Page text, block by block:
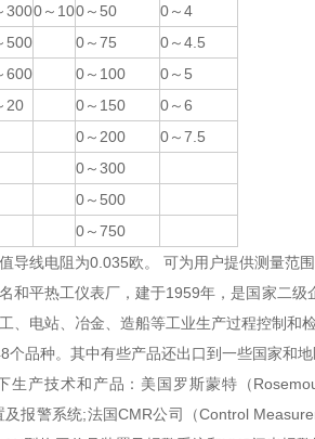
3000～100～50
0～4
500 0～75
0～4.5
600 0～100
0～5
20 0～150
0～6
0～200
0～7.5
0～300
0～500
0～750
导线电阻为0.035欧。 可为用户提供测量范围
和平热工仪表厂，建于1959年，是国家二
、电站、冶金、造船等工业生产过程控制
品种。其中有些产品还出口到一些国家和地
生产技术和产品：美国罗斯蒙特（
报警系统;法国CMR公司（Control